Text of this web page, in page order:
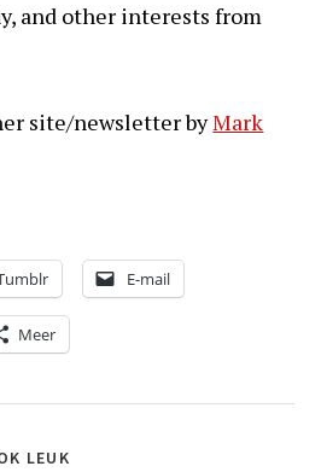
and other interests from
site/newsletter byMark
E-mail
Meer
LEUK